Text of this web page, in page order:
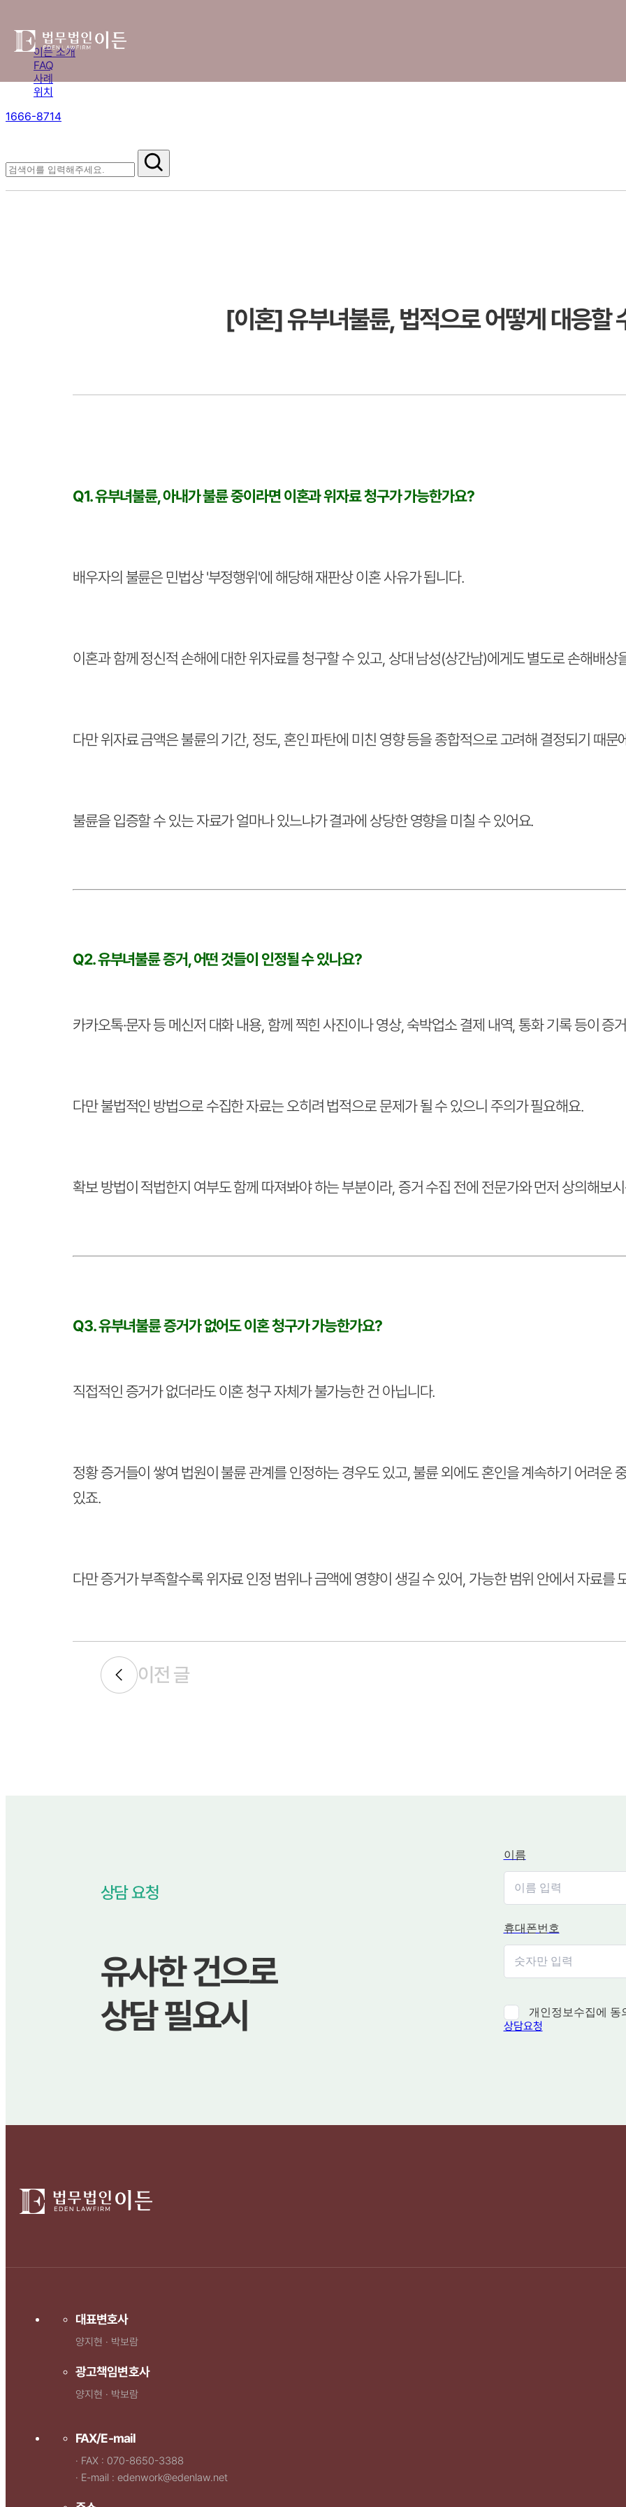
이든 소개
FAQ
사례
위치
1666-8714
[이혼] 유부녀불륜, 법적으로 어떻게 대응할
Q1. 유부녀불륜, 아내가 불륜 중이라면 이혼과 위자료 청구가 가능한가요?
배우자의 불륜은 민법상 '부정행위'에 해당해 재판상 이혼 사유가 됩니다.
이혼과 함께 정신적 손해에 대한 위자료를 청구할 수 있고, 상대 남성(상간남)에게도 별도로 손해배상
다만 위자료 금액은 불륜의 기간, 정도, 혼인 파탄에 미친 영향 등을 종합적으로 고려해 결정되기 때
불륜을 입증할 수 있는 자료가 얼마나 있느냐가 결과에 상당한 영향을 미칠 수 있어요.
Q2. 유부녀불륜 증거, 어떤 것들이 인정될 수 있나요?
카카오톡·문자 등 메신저 대화 내용, 함께 찍힌 사진이나 영상, 숙박업소 결제 내역, 통화 기록 등이 증
다만 불법적인 방법으로 수집한 자료는 오히려 법적으로 문제가 될 수 있으니 주의가 필요해요.
확보 방법이 적법한지 여부도 함께 따져봐야 하는 부분이라, 증거 수집 전에 전문가와 먼저 상의해보
Q3. 유부녀불륜 증거가 없어도 이혼 청구가 가능한가요?
직접적인 증거가 없더라도 이혼 청구 자체가 불가능한 건 아닙니다.
정황 증거들이 쌓여 법원이 불륜 관계를 인정하는 경우도 있고, 불륜 외에도 혼인을 계속하기 어려운
있죠.
다만 증거가 부족할수록 위자료 인정 범위나 금액에 영향이 생길 수 있어, 가능한 범위 안에서 자료를
이전 글
상담 요청
유사한 건으로
상담 필요시
이름
휴대폰번호
개인정보수집에 동
상담요청
대표변호사
양지현 · 박보람
광고책임변호사
양지현 · 박보람
FAX/E-mail
· FAX : 070-8650-3388
· E-mail : edenwork@edenlaw.net